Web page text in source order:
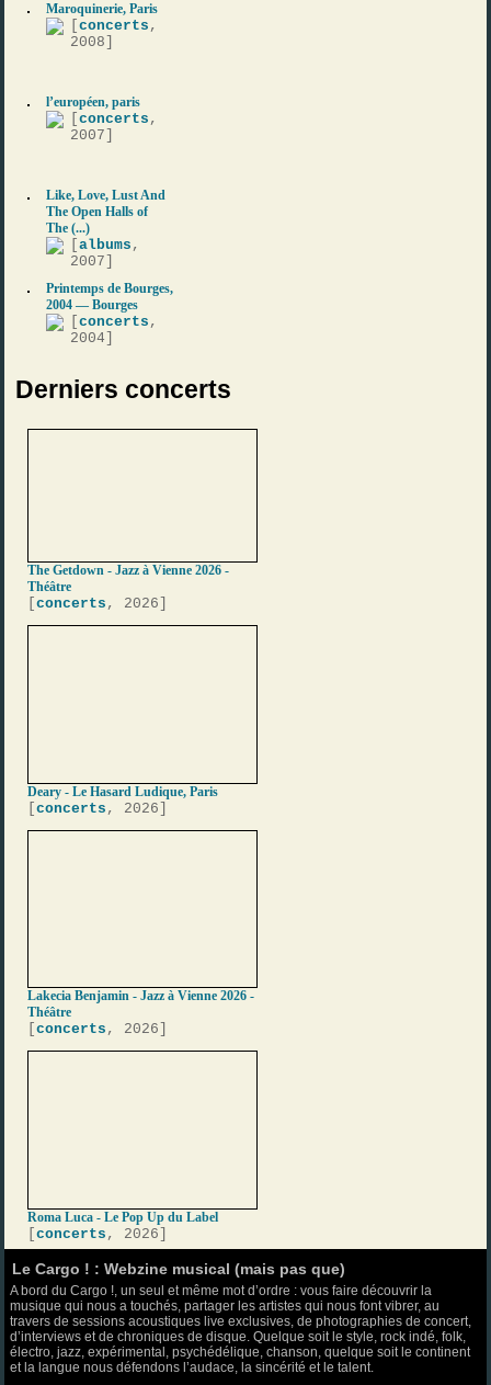
Maroquinerie, Paris
[concerts ,
2008]
l’européen, paris
[concerts ,
2007]
Like, Love, Lust And
The Open Halls of
The (...)
[albums ,
2007]
Printemps de Bourges,
2004 — Bourges
[concerts ,
2004]
Derniers concerts
The Getdown - Jazz à Vienne 2026 -
Théâtre
[concerts , 2026]
Deary - Le Hasard Ludique, Paris
[concerts , 2026]
Lakecia Benjamin - Jazz à Vienne 2026 -
Théâtre
[concerts , 2026]
Roma Luca - Le Pop Up du Label
[concerts , 2026]
Le Cargo ! : Webzine musical (mais pas que)
A bord du Cargo !, un seul et même mot d’ordre : vous faire découvrir la
musique qui nous a touchés, partager les artistes qui nous font vibrer, au
travers de sessions acoustiques live exclusives, de photographies de concert,
d’interviews et de chroniques de disque. Quelque soit le style, rock indé, folk,
électro, jazz, expérimental, psychédélique, chanson, quelque soit le continent
et la langue nous défendons l’audace, la sincérité et le talent.